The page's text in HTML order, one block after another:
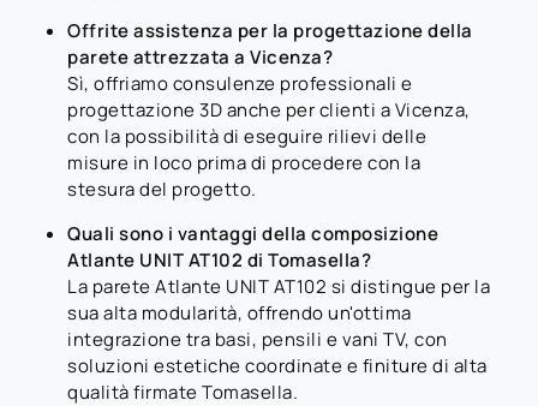
Offrite assistenza per la progettazione della
parete attrezzata a Vicenza?
Sì, offriamo consulenze professionali e
progettazione 3D anche per clienti a Vicenza,
con la possibilità di eseguire rilievi delle
misure in loco prima di procedere con la
stesura del progetto.
Quali sono i vantaggi della composizione
Atlante UNIT AT102 di Tomasella?
La parete Atlante UNIT AT102 si distingue per la
sua alta modularità, offrendo un'ottima
integrazione tra basi, pensili e vani TV, con
soluzioni estetiche coordinate e finiture di alta
qualità firmate Tomasella.